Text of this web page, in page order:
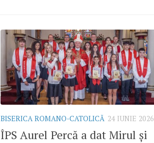
BISERICA ROMANO-CATOLICĂ 24 IUNIE 2026
ÎPS Aurel Percă a dat Mirul și